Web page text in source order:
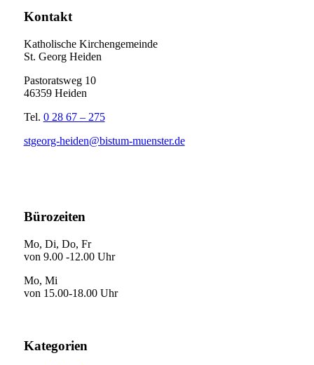
Kontakt
Katholische Kirchengemeinde
St. Georg Heiden
Pastoratsweg 10
46359 Heiden
Tel. 0 28 67 – 275
stgeorg-heiden@bistum-muenster.de
Bürozeiten
Mo, Di, Do, Fr
von 9.00 -12.00 Uhr
Mo, Mi
von 15.00-18.00 Uhr
Kategorien